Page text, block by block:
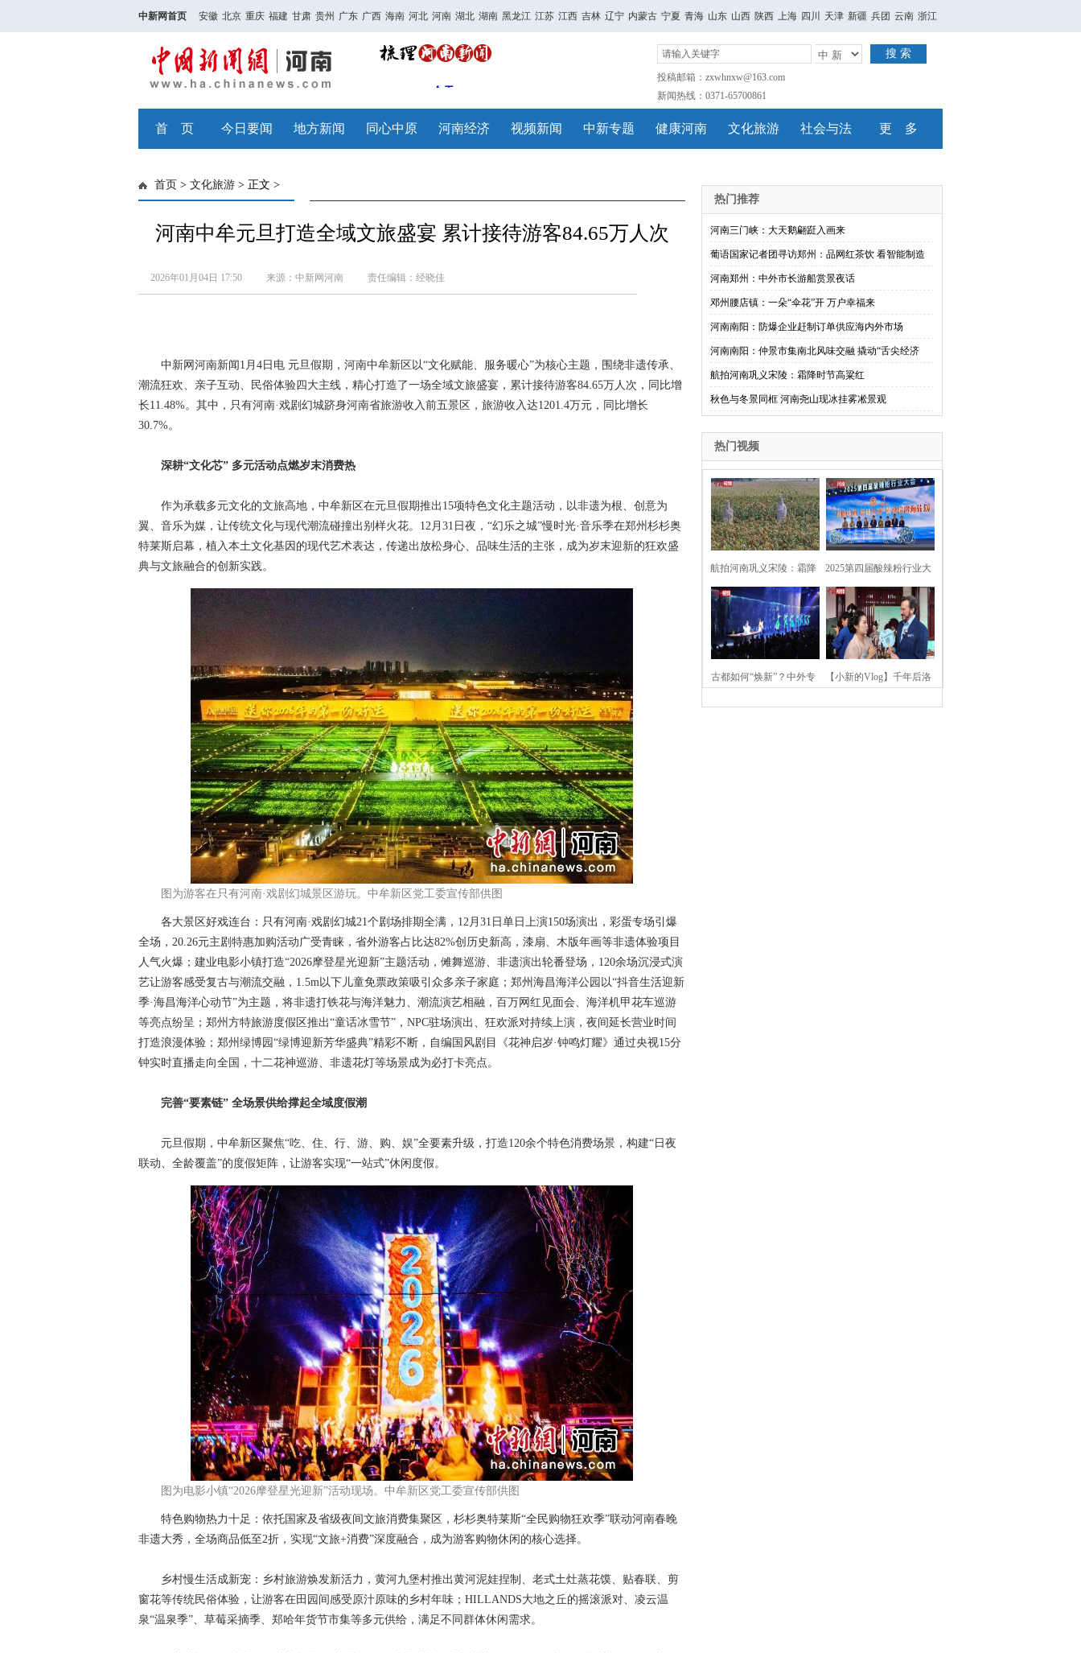
中新网首页 安徽 北京 重庆 福建 甘肃 贵州 广东 广西 海南 河北 河南 湖北 湖南 黑龙江 江苏 江西 吉林 辽宁 内蒙古 宁夏 青海 山东 山西 陕西 上海 四川 天津 新疆 兵团 云南 浙江
搜 索
投稿邮箱：zxwhnxw@163.com
新闻热线：0371-65700861
首 页 今日要闻 地方新闻 同心中原 河南经济 视频新闻 中新专题 健康河南 文化旅游 社会与法 更 多
首页 > 文化旅游 > 正文 >
河南中牟元旦打造全域文旅盛宴 累计接待游客84.65万人次
2026年01月04日 17:50 来源：中新网河南 责任编辑：经晓佳
中新网河南新闻1月4日电 元旦假期，河南中牟新区以“文化赋能、服务暖心”为核心主题，围绕非遗传承、
潮流狂欢、亲子互动、民俗体验四大主线，精心打造了一场全域文旅盛宴，累计接待游客84.65万人次，同比增
长11.48%。其中，只有河南·戏剧幻城跻身河南省旅游收入前五景区，旅游收入达1201.4万元，同比增长
30.7%。
深耕“文化芯” 多元活动点燃岁末消费热
作为承载多元文化的文旅高地，中牟新区在元旦假期推出15项特色文化主题活动，以非遗为根、创意为
翼、音乐为媒，让传统文化与现代潮流碰撞出别样火花。12月31日夜，“幻乐之城”慢时光·音乐季在郑州杉杉奥
特莱斯启幕，植入本土文化基因的现代艺术表达，传递出放松身心、品味生活的主张，成为岁末迎新的狂欢盛
典与文旅融合的创新实践。
图为游客在只有河南·戏剧幻城景区游玩。中牟新区党工委宣传部供图
各大景区好戏连台：只有河南·戏剧幻城21个剧场排期全满，12月31日单日上演150场演出，彩蛋专场引爆
全场，20.26元主剧特惠加购活动广受青睐，省外游客占比达82%创历史新高，漆扇、木版年画等非遗体验项目
人气火爆；建业电影小镇打造“2026摩登星光迎新”主题活动，傩舞巡游、非遗演出轮番登场，120余场沉浸式演
艺让游客感受复古与潮流交融，1.5m以下儿童免票政策吸引众多亲子家庭；郑州海昌海洋公园以“抖音生活迎新
季·海昌海洋心动节”为主题，将非遗打铁花与海洋魅力、潮流演艺相融，百万网红见面会、海洋机甲花车巡游
等亮点纷呈；郑州方特旅游度假区推出“童话冰雪节”，NPC驻场演出、狂欢派对持续上演，夜间延长营业时间
打造浪漫体验；郑州绿博园“绿博迎新芳华盛典”精彩不断，自编国风剧目《花神启岁·钟鸣灯耀》通过央视15分
钟实时直播走向全国，十二花神巡游、非遗花灯等场景成为必打卡亮点。
完善“要素链” 全场景供给撑起全域度假潮
元旦假期，中牟新区聚焦“吃、住、行、游、购、娱”全要素升级，打造120余个特色消费场景，构建“日夜
联动、全龄覆盖”的度假矩阵，让游客实现“一站式”休闲度假。
图为电影小镇“2026摩登星光迎新”活动现场。中牟新区党工委宣传部供图
特色购物热力十足：依托国家及省级夜间文旅消费集聚区，杉杉奥特莱斯“全民购物狂欢季”联动河南春晚
非遗大秀，全场商品低至2折，实现“文旅+消费”深度融合，成为游客购物休闲的核心选择。
乡村慢生活成新宠：乡村旅游焕发新活力，黄河九堡村推出黄河泥娃捏制、老式土灶蒸花馍、贴春联、剪
窗花等传统民俗体验，让游客在田园间感受原汁原味的乡村年味；HILLANDS大地之丘的摇滚派对、凌云温
泉“温泉季”、草莓采摘季、郑哈年货节市集等多元供给，满足不同群体休闲需求。
热门推荐
河南三门峡：大天鹅翩跹入画来
葡语国家记者团寻访郑州：品网红茶饮 看智能制造
河南郑州：中外市长游船赏景夜话
邓州腰店镇：一朵“伞花”开 万户幸福来
河南南阳：防爆企业赶制订单供应海内外市场
河南南阳：仲景市集南北风味交融 撬动“舌尖经济
航拍河南巩义宋陵：霜降时节高粱红
秋色与冬景同框 河南尧山现冰挂雾凇景观
热门视频
航拍河南巩义宋陵：霜降
时节高粱红
2025第四届酸辣粉行业大
会在河南开封举行
古都如何“焕新”？中外专 【小新的Vlog】千年后洛